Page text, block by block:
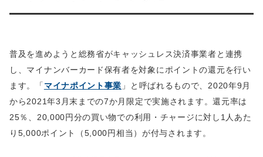
普及を進めようと総務省がキャッシュレス決済事業者と連携
し、マイナンバーカード保有者を対象にポイントの還元を行い
ます。「 マイナポイント事業 」と呼ばれるもので、2020年9月
から2021年3月末までの7か月限定で実施されます。還元率は
25％、20,000円分の買い物での利用・チャージに対し1人あた
り5,000ポイント（5,000円相当）が付与されます。